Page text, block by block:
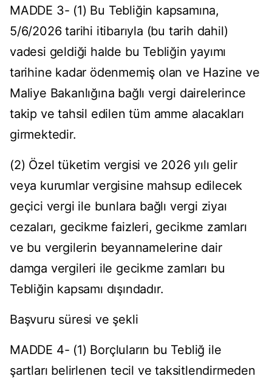
MADDE 3- (1) Bu Tebliğin kapsamına,
5/6/2026 tarihi itibarıyla (bu tarih dahil)
vadesi geldiği halde bu Tebliğin yayımı
tarihine kadar ödenmemiş olan ve Hazine ve
Maliye Bakanlığına bağlı vergi dairelerince
takip ve tahsil edilen tüm amme alacakları
girmektedir.
(2) Özel tüketim vergisi ve 2026 yılı gelir
veya kurumlar vergisine mahsup edilecek
geçici vergi ile bunlara bağlı vergi ziyaı
cezaları, gecikme faizleri, gecikme zamları
ve bu vergilerin beyannamelerine dair
damga vergileri ile gecikme zamları bu
Tebliğin kapsamı dışındadır.
Başvuru süresi ve şekli
MADDE 4- (1) Borçluların bu Tebliğ ile
şartları belirlenen tecil ve taksitlendirmeden